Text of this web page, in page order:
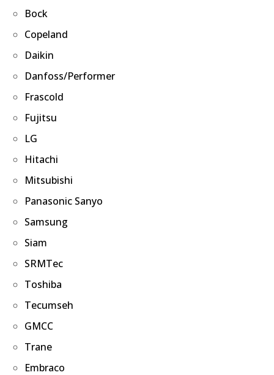
Bock
Copeland
Daikin
Danfoss/Performer
Frascold
Fujitsu
LG
Hitachi
Mitsubishi
Panasonic Sanyo
Samsung
Siam
SRMTec
Toshiba
Tecumseh
GMCC
Trane
Embraco